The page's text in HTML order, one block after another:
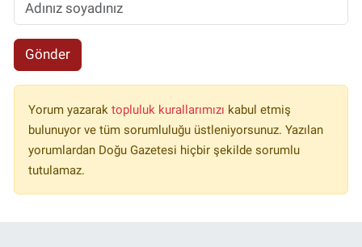
Gönder
Yorum yazarak topluluk kurallarımızı kabul etmiş
bulunuyor ve tüm sorumluluğu üstleniyorsunuz. Yazılan
yorumlardan Doğu Gazetesi hiçbir şekilde sorumlu
tutulamaz.